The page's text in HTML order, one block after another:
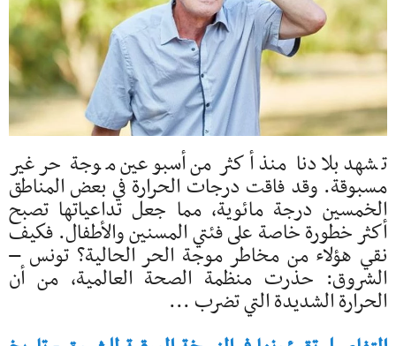
تشهد بلادنا منذ أكثر من أسبوعين موجة حر غير
مسبوقة. وقد فاقت درجات الحرارة في بعض المناطق
الخمسين درجة مائوية, مما جعل تداعياتها تصبح
أكثر خطورة خاصة على فئتي المسنين والأطفال. فكيف
نقي هؤلاء من مخاطر موجة الحر الحالية؟ تونس –
الشروق: حذرت منظمة الصحة العالمية، من أن
الحرارة الشديدة التي تضرب ...